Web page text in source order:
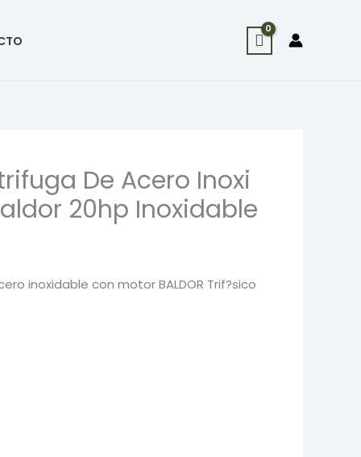
De Acero Inoxi
20hp Inoxidable
inoxidable con motor BALDOR Trif?sico